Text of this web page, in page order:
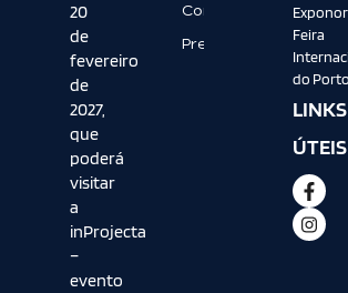
20
de
fevereiro
de
2027,
que
poderá
visitar
a
inProjecta
–
evento
Contactos
Press
Feira
do Porto
LINKS
ÚTEIS